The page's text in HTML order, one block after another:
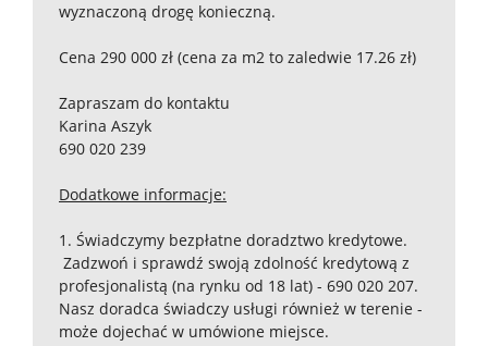
wyznaczoną drogę konieczną.
Cena 290 000 zł (cena za m2 to zaledwie 17.26 zł)
Zapraszam do kontaktu
Karina Aszyk
690 020 239
Dodatkowe informacje:
1. Świadczymy bezpłatne doradztwo kredytowe.
Zadzwoń i sprawdź swoją zdolność kredytową z
profesjonalistą (na rynku od 18 lat) - 690 020 207.
Nasz doradca świadczy usługi również w terenie -
może dojechać w umówione miejsce.